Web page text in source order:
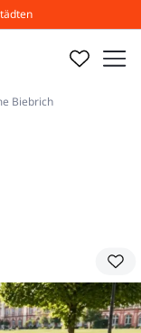
Biebrich